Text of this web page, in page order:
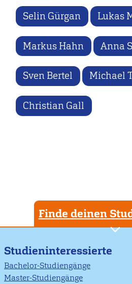
Selin Gürgan Lukas
Markus Hahn Anna
Sven Bertel Michael
Christian Gall
Finde deinen
Studieninteressierte
Bachelor-Studiengänge
Master-Studiengänge